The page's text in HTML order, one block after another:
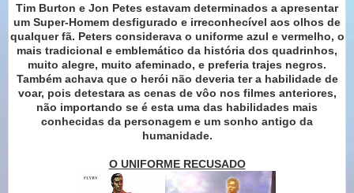
Tim Burton e Jon Petes estavam determinados a apresentar
um Super-Homem desfigurado e irreconhecível aos olhos de
qualquer fã. Peters considerava o uniforme azul e vermelho, o
mais tradicional e emblemático da história dos quadrinhos,
muito alegre, muito afeminado, e preferia trajes negros.
Também achava que o herói não deveria ter a habilidade de
voar, pois detestara as cenas de vôo nos filmes anteriores,
não importando se é esta uma das habilidades mais
conhecidas da personagem e um sonho antigo da
humanidade.
O UNIFORME RECUSADO